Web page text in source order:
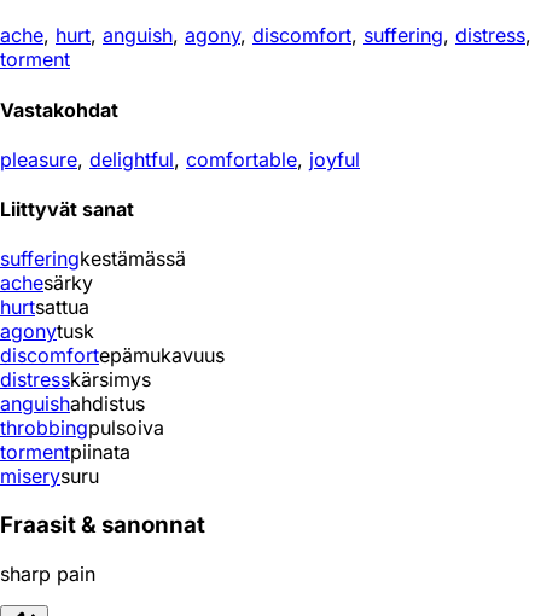
ache, hurt, anguish, agony, discomfort, suffering, distress,
torment
Vastakohdat
pleasure, delightful, comfortable, joyful
Liittyvät sanat
sufferingkestämässä
achesärky
hurtsattua
agonytusk
discomfortepämukavuus
distresskärsimys
anguishahdistus
throbbingpulsoiva
tormentpiinata
miserysuru
Fraasit & sanonnat
sharp pain